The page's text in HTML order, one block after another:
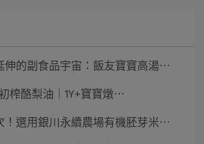
伸的副食品宇宙：飯友寶寶高湯⋯
榨酪梨油｜1Y+寶寶燉⋯
！選用銀川永續農場有機胚芽米⋯